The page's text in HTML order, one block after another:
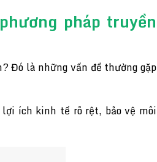
pháp truyền
Đó là những vấn đề thường gặp
ích kinh tế rõ rệt, bảo vệ môi